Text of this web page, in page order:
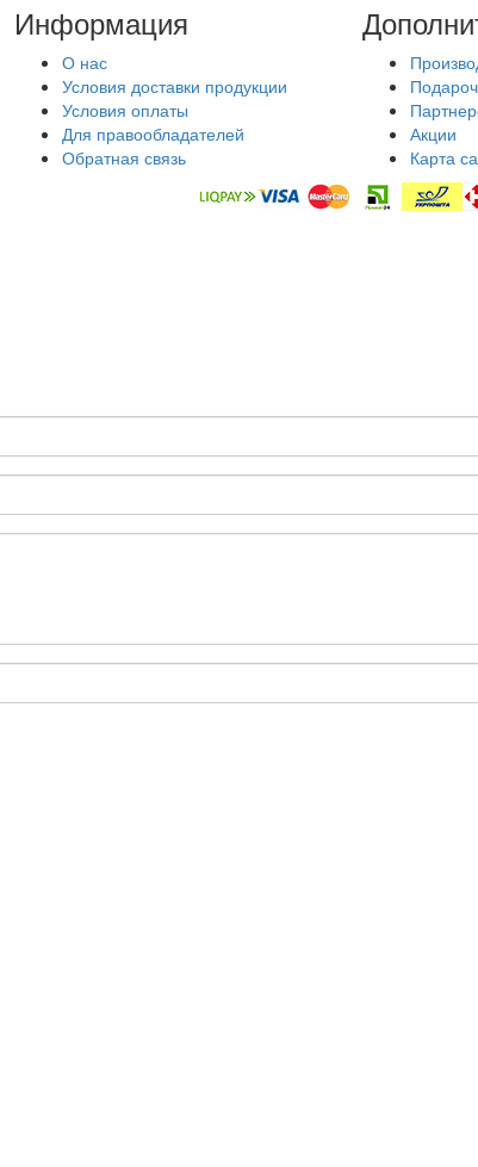
Информация
О нас
Условия доставки продукции
Условия оплаты
Для правообладателей
Обратная связь
Акции
Карта